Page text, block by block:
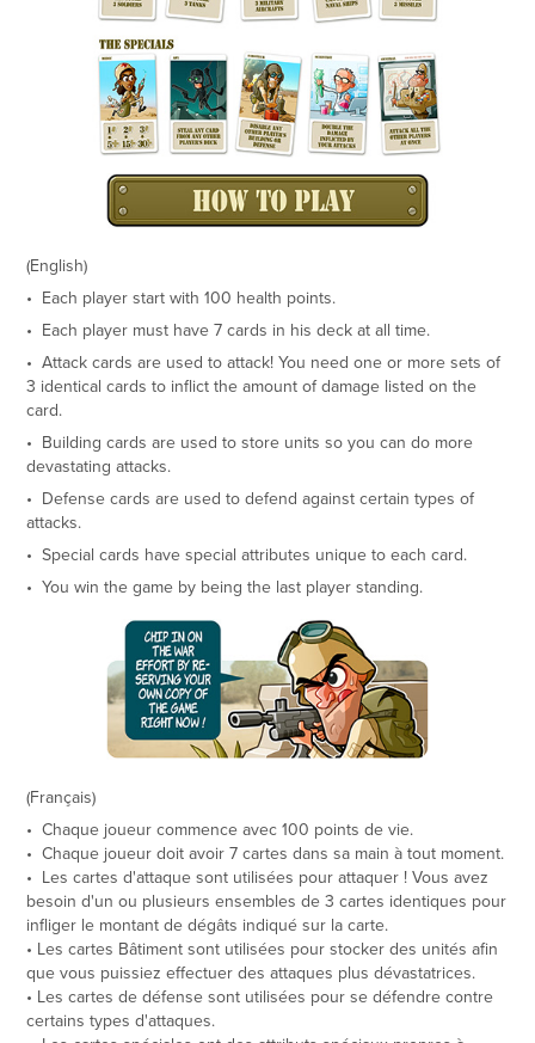
(English)​​​​​​​
• Each player start with 100 health points.
• Each player must have 7 cards in his deck at all time.
• Attack cards are used to attack! You need one or more sets of
3 identical cards to inflict the amount of damage listed on the
card.
• Building cards are used to store units so you can do more
devastating attacks.
• Defense cards are used to defend against certain types of
attacks.
• Special cards have special attributes unique to each card.
• You win the game by being the last player standing.
(Français)​​​​​​​
• Chaque joueur commence avec 100 points de vie.
• Chaque joueur doit avoir 7 cartes dans sa main à tout moment.
• Les cartes d'attaque sont utilisées pour attaquer ! Vous avez
besoin d'un ou plusieurs ensembles de 3 cartes identiques pour
infliger le montant de dégâts indiqué sur la carte.
• Les cartes Bâtiment sont utilisées pour stocker des unités afin
que vous puissiez effectuer des attaques plus dévastatrices.
• Les cartes de défense sont utilisées pour se défendre contre
certains types d'attaques.